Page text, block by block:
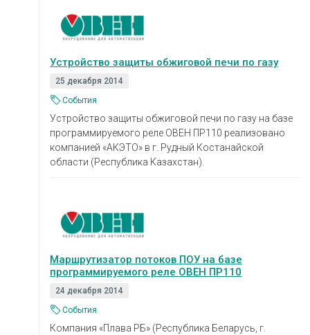
Устройство защиты обжиговой печи по газу
25 декабря 2014
События
Устройство защиты обжиговой печи по газу на базе
программируемого реле ОВЕН ПР110 реализовано
компанией «АКЭТО» в г. Рудный Костанайской
области (Республика Казахстан).
Маршрутизатор потоков ПОУ на базе
программируемого реле ОВЕН ПР110
24 декабря 2014
События
Компания «Плава РБ» (Республика Беларусь, г.